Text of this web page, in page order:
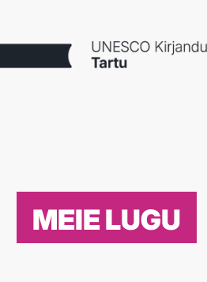
MEIE LUGU